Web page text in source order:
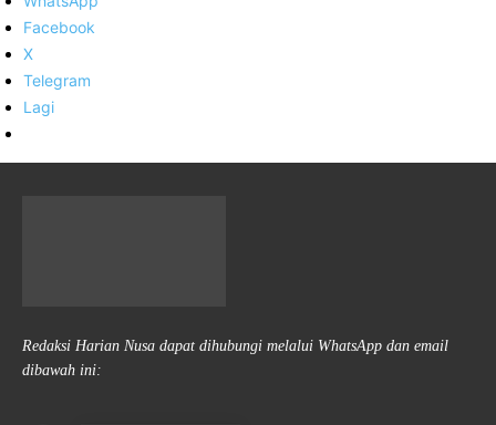
Facebook
X
Telegram
Lagi
Redaksi Harian Nusa dapat dihubungi melalui WhatsApp dan email
dibawah ini: